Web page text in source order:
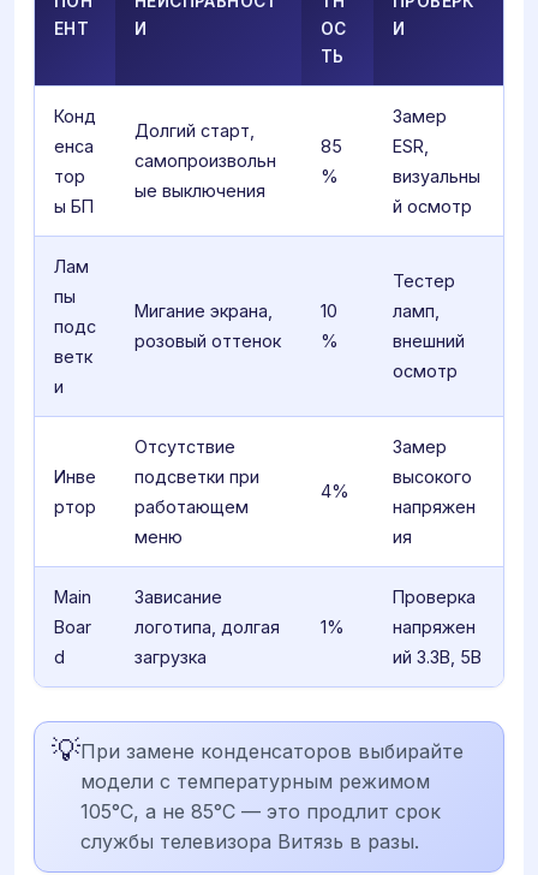
ЕНТ
И
ОС
ТЬ
И
Конд
енса
тор
ы БП
Долгий старт,
самопроизвольн
ые выключения
85
%
Замер
ESR,
визуальны
й осмотр
Лам
пы
подс
ветк
и
Мигание экрана,
розовый оттенок
10
%
Тестер
ламп,
внешний
осмотр
Инве
ртор
Отсутствие
подсветки при
работающем
меню
4%
Замер
высокого
напряжен
ия
Main
Boar
d
Зависание
логотипа, долгая
загрузка
1%
Проверка
напряжен
ий 3.3В, 5В
💡При замене конденсаторов выбирайте
модели с температурным режимом
105°C, а не 85°C — это продлит срок
службы телевизора Витязь в разы.